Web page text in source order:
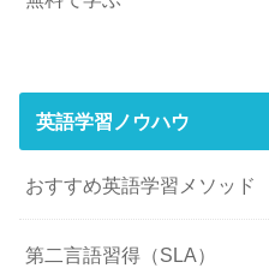
英語学習ノウハウ
おすすめ英語学習メソッド
第二言語習得（SLA）